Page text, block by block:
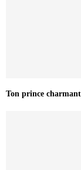
Ton prince